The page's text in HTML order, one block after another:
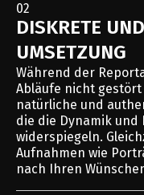
02
DISKRETE
UMSETZUNG
Während der
Abläufe nicht gestört
natürliche und
die die Dynamik
widerspiegeln.
Aufnahmen wie
nach Ihren